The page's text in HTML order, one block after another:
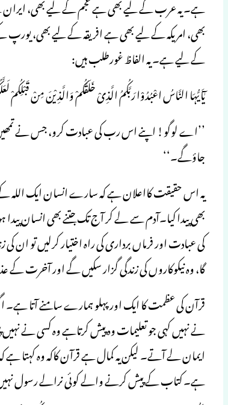
ہے۔ یہ عرب کے لیے بھی ہے عجم کے لیے بھی،
بھی، امریکہ کے لیے بھی ہے افریقہ کے لیے بھی،
کے لیے ہے۔ یہ الفاظ غورطلب ہیں:
يٰٓاَيُّہَا النَّاسُ اعْبُدُوْا رَبَّكُمُ الَّذِىْ خَلَقَكُمْ وَالَّذِيْنَ مِنْ قَبْلِكُمْ لَعَلَّكُمْ
’’اے لوگو! اپنے اس رب کی عبادت کرو، جس نے تمھیں
جاؤگے۔‘‘
یہ اس حقیقت کااعلان ہے کہ سارے انسان ایک اللہ
بھی پیدا کیا۔آدم سے لے کر آج تک جتنے بھی انسان
کی عبادت اور فرماں برداری کی راہ اختیار کرلیں تو
گا، وہ نیکوکاروں کی زندگی گزار سکیں گے اور
قرآن کی عظمت کا ایک اور پہلو ہمارے سامنے آتا ہے۔
نے نہیں کہی جو تعلیمات وہ پیش کرتاہے وہ کسی نے
ایمان لے آتے۔ لیکن یہ کمال ہے قرآن کاکہ وہ کہتا ہے
ہے۔ کتاب کے پیش کرنے والے کوئی نرالے رسول نہیں